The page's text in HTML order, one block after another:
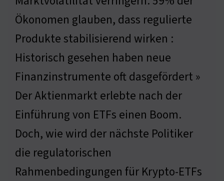
Ökonomen glauben, dass regulierte
Produkte stabilisierend wirken :
Historisch gesehen haben neue
Finanzinstrumente oft dasgefördert »
Der Aktienmarkt erlebte nach der
Einführung von ETFs einen Boom.
Doch, wie wird der nächste Politiker
die regulatorischen
Rahmenbedingungen für Krypto-ETFs